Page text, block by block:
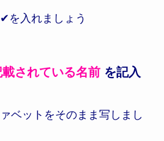
を入れましょう
されている名前を記入
ベットをそのまま写しまし